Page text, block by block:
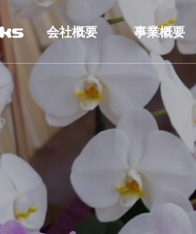
会社概要 事業概要